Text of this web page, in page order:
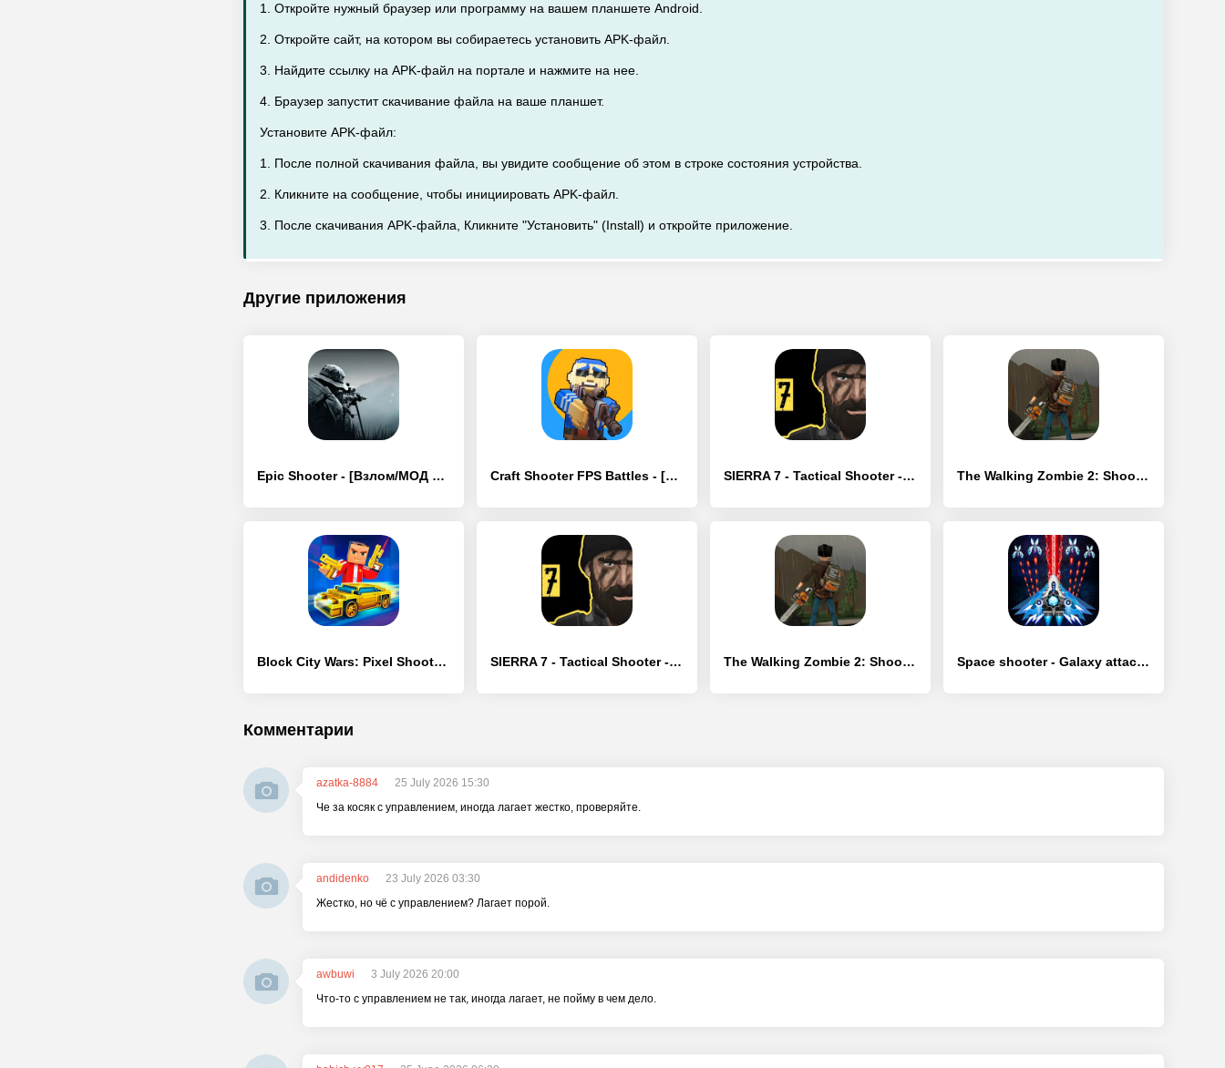
1. Откройте нужный браузер или программу на вашем планшете Android.
2. Откройте сайт, на котором вы собираетесь установить APK-файл.
3. Найдите ссылку на APK-файл на портале и нажмите на нее.
4. Браузер запустит скачивание файла на ваше планшет.
Установите APK-файл:
1. После полной скачивания файла, вы увидите сообщение об этом в строке состояния устройства.
2. Кликните на сообщение, чтобы инициировать APK-файл.
3. После скачивания APK-файла, Кликните "Установить" (Install) и откройте приложение.
Другие приложения
Epic Shooter - [Взлом/МОД Все открыто] Craft Shooter FPS Battles - [Взлом/МОД Unlocked] SIERRA 7 - Tactical Shooter - [Взлом/МОД Меню] The Walking Zombie 2: Shooter - [Взлом/МОД Меню]
Block City Wars: Pixel Shooter - [Взлом/МОД Много денег] SIERRA 7 - Tactical Shooter - [Взлом/МОД Бесконечные деньги] The Walking Zombie 2: Shooter - [Взлом/МОД Много денег] Space shooter - Galaxy attack - [Взлом/МОД Все открыто]
Комментарии
azatka-8884
25 July 2026 15:30
Че за косяк с управлением, иногда лагает жестко, проверяйте.
andidenko
23 July 2026 03:30
Жестко, но чё с управлением? Лагает порой.
awbuwi
3 July 2026 20:00
Что-то с управлением не так, иногда лагает, не пойму в чем дело.